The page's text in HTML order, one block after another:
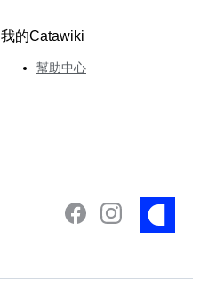
我的Catawiki
幫助中心